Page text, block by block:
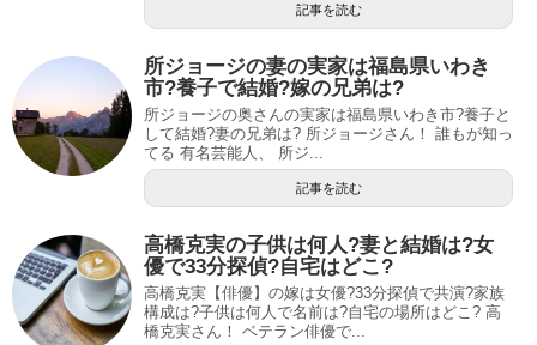
記事を読む
所ジョージの妻の実家は福島県いわき
市?養子で結婚?嫁の兄弟は?
所ジョージの奥さんの実家は福島県いわき市?養子と
して結婚?妻の兄弟は? 所ジョージさん！ 誰もが知っ
てる 有名芸能人、 所ジ...
記事を読む
高橋克実の子供は何人?妻と結婚は?女
優で33分探偵?自宅はどこ?
高橋克実【俳優】の嫁は女優?33分探偵で共演?家族
構成は?子供は何人で名前は?自宅の場所はどこ? 高
橋克実さん！ ベテラン俳優で...